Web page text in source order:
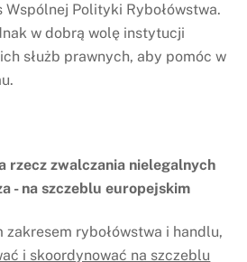
Wspólnej Polityki Rybołówstwa.
w dobrą wolę instytucji
służb prawnych, aby pomóc w
rzecz zwalczania nielegalnych
- na szczeblu europejskim
rybołówstwa i handlu,
i skoordynować na szczeblu